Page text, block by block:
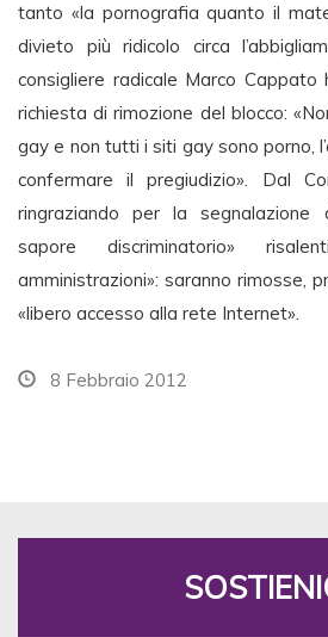
tanto «la pornografia quanto il
divieto più ridicolo circa
consigliere radicale Marco
richiesta di rimozione del blocco:
gay e non tutti i siti gay sono porno,
confermare il pregiudizio». Dal
ringraziando per la
sapore discriminatorio»
amministrazioni»: saranno rimosse,
«libero accesso alla rete Internet».
8 Febbraio 2012